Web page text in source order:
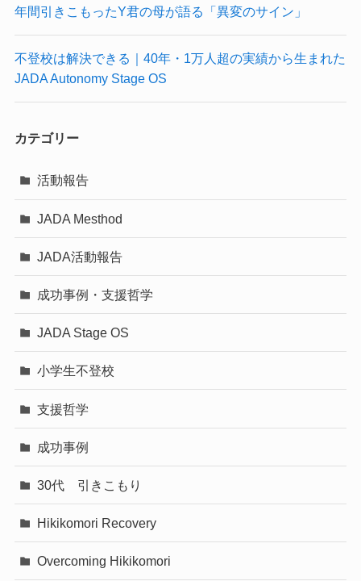
年間引きこもったY君の母が語る「異変のサイン」
不登校は解決できる｜40年・1万人超の実績から生まれた
JADA Autonomy Stage OS
カテゴリー
活動報告
JADA Mesthod
JADA活動報告
成功事例・支援哲学
JADA Stage OS
小学生不登校
支援哲学
成功事例
30代 引きこもり
Hikikomori Recovery
Overcoming Hikikomori